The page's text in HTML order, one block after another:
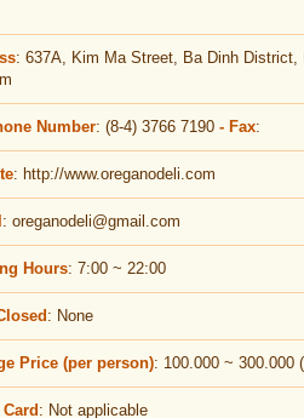
: 637A, Kim Ma Street, Ba Dinh District,
Number: (8-4) 3766 7190 - Fax:
: http://www.oreganodeli.com
: oreganodeli@gmail.com
Hours: 7:00 ~ 22:00
: None
Price (per person): 100.000 ~ 300.000
: Not applicable